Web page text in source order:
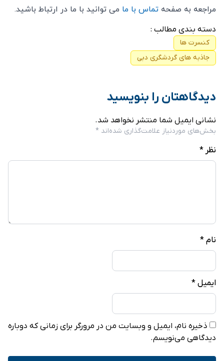
مراجعه به صفحه تماس با ما می توانید با ما در ارتباط باشید.
دسته بندی مطالب :
کنسرت ها
جاذبه های گردشگری دبی
دیدگاهتان را بنویسید
نشانی ایمیل شما منتشر نخواهد شد.
بخش‌های موردنیاز علامت‌گذاری شده‌اند *
نظر *
نام *
ایمیل *
ذخیره نام، ایمیل و وبسایت من در مرورگر برای زمانی که دوباره
دیدگاهی می‌نویسم.